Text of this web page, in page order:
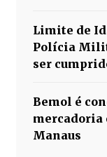
Limite de
Polícia
ser
Bemol é
mercadoria
Manaus